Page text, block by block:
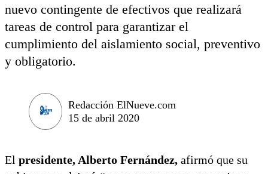
nuevo contingente de efectivos que realizará
tareas de control para garantizar el
cumplimiento del aislamiento social, preventivo
y obligatorio.
Redacción ElNueve.com
15 de abril 2020
El presidente, Alberto Fernández, afirmó que su